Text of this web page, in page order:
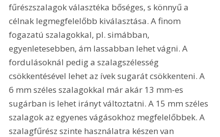
fűrészszalagok választéka bőséges, s könnyű a
célnak legmegfelelőbb kiválasztása. A finom
fogazatú szalagokkal, pl. simábban,
egyenletesebben, ám lassabban lehet vágni. A
fordulásoknál pedig a szalagszélesség
csökkentésével lehet az ívek sugarát csökkenteni. A
6 mm széles szalagokkal már akár 13 mm-es
sugárban is lehet irányt változtatni. A 15 mm széles
szalagok az egyenes vágásokhoz megfelelőbbek. A
szalagfűrész szinte használatra készen van